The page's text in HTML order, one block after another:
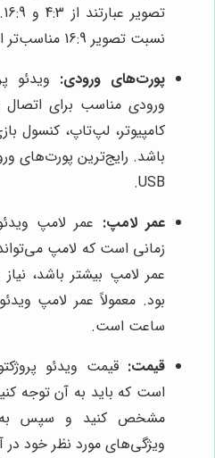
نسبت تصویر 16:9 مناسب‌تر است.
پورت‌های ورودی: ویدئو
ورودی مناسب برای
USB.
عمر لامپ: عمر لامپ
زمانی است که لامپ
عمر لامپ بیشتر باشد،
ساعت است.
قیمت: قیمت ویدئو
است که باید به آن توجه
مشخص کنید و سپس به
ویژگی‌های مورد نظر خود در